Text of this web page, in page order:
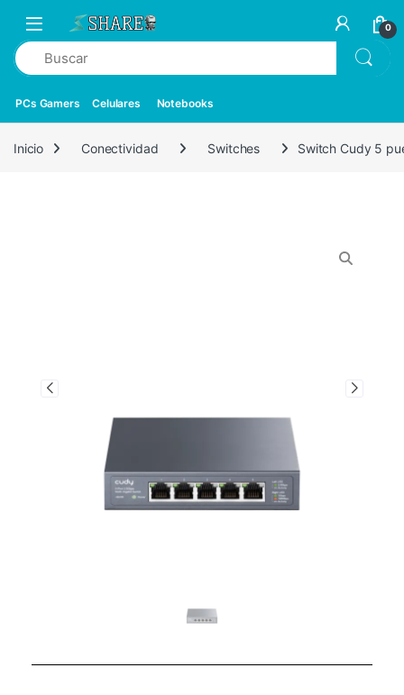
0
PCs Gamers Celulares Notebooks
Inicio Conectividad Switches Switch Cudy 5